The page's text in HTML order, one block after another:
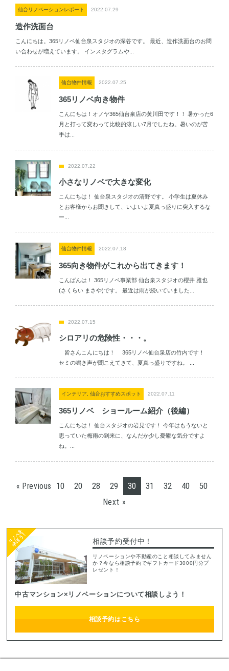
仙台リノベーションレポート 2022.07.29
造作洗面台
こんにちは。365リノベ仙台泉スタジオの深谷です。 最近、造作洗面台のお問
い合わせが増えています。 インスタグラムや...
仙台物件情報 2022.07.25
365リノベ向き物件
こんにちは！オノヤ365仙台泉店の黄川田です！！ 暑かった6
月と打って変わって比較的涼しい7月でしたね。暑いのが苦
手は...
2022.07.22
小さなリノベで大きな変化
こんにちは！ 仙台泉スタジオの清野です。 小学生は夏休み
とお客様からお聞きして、いよいよ夏真っ盛りに突入するな
ー...
仙台物件情報 2022.07.18
365向き物件がこれから出てきます！
こんばんは！ 365リノベ事業部 仙台泉スタジオの櫻井 雅也
(さくらい まさや)です。 最近は雨が続いていました...
2022.07.15
シロアリの危険性・・・。
皆さんこんにちは！ 365リノベ仙台泉店の竹内です！
セミの鳴き声が聞こえてきて、夏真っ盛りですね。 ...
インテリア, 仙台おすすめスポット 2022.07.11
365リノベ ショールーム紹介（後編）
こんにちは！ 仙台スタジオの岩見です！ 今年はもうないと
思っていた梅雨の到来に、なんだか少し憂鬱な気分ですよ
ね。...
« Previous 10 20 28 29 30 31 32 40 50
Next »
相談予約受付中！
リノベーションや不動産のこと相談してみません
か？今なら相談予約でギフトカード3000円分プ
レゼント！
中古マンション×リノベーションについて相談しよう！
相談予約はこちら